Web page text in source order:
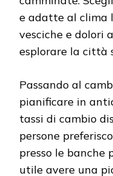
e adatte al clima
vesciche e dolori
esplorare la città
Passando al
pianificare in
tassi di cambio
persone
presso le banche
utile avere una